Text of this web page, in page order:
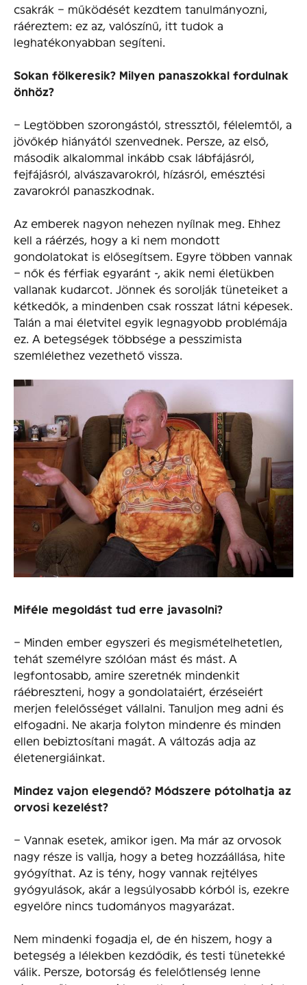
csakrák – működését kezdtem tanulmányozni,
ráéreztem: ez az, valószínű, itt tudok a
leghatékonyabban segíteni.
Sokan fölkeresik? Milyen panaszokkal fordulnak
önhöz?
– Legtöbben szorongástól, stressztől, félelemtől, a
jövőkép hiányától szenvednek. Persze, az első,
második alkalommal inkább csak lábfájásról,
fejfájásról, alvászavarokról, hízásról, emésztési
zavarokról panaszkodnak.
Az emberek nagyon nehezen nyílnak meg. Ehhez
kell a ráérzés, hogy a ki nem mondott
gondolatokat is elősegítsem. Egyre többen vannak
– nők és férfiak egyaránt -, akik nemi életükben
vallanak kudarcot. Jönnek és sorolják tüneteiket a
kétkedők, a mindenben csak rosszat látni képesek.
Talán a mai életvitel egyik legnagyobb problémája
ez. A betegségek többsége a pesszimista
szemlélethez vezethető vissza.
Miféle megoldást tud erre javasolni?
– Minden ember egyszeri és megismételhetetlen,
tehát személyre szólóan mást és mást. A
legfontosabb, amire szeretnék mindenkit
ráébreszteni, hogy a gondolataiért, érzéseiért
merjen felelősséget vállalni. Tanuljon meg adni és
elfogadni. Ne akarja folyton mindenre és minden
ellen bebiztosítani magát. A változás adja az
életenergiáinkat.
Mindez vajon elegendő? Módszere pótolhatja az
orvosi kezelést?
– Vannak esetek, amikor igen. Ma már az orvosok
nagy része is vallja, hogy a beteg hozzáállása, hite
gyógyíthat. Az is tény, hogy vannak rejtélyes
gyógyulások, akár a legsúlyosabb kórból is, ezekre
egyelőre nincs tudományos magyarázat.
Nem mindenki fogadja el, de én hiszem, hogy a
betegség a lélekben kezdődik, és testi tünetekké
válik. Persze, botorság és felelőtlenség lenne